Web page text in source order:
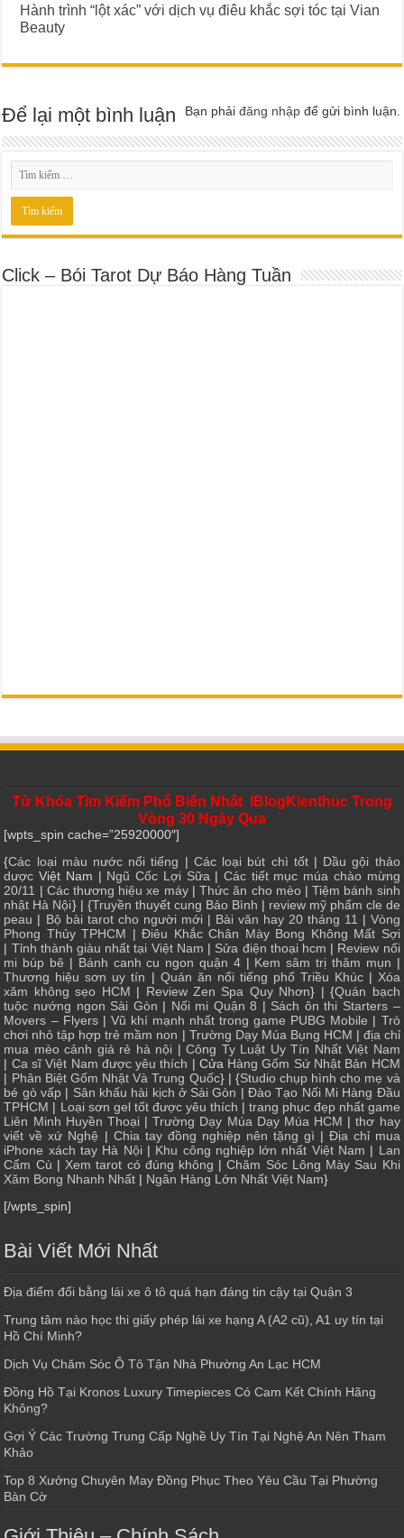
Hành trình “lột xác” với dịch vụ điêu khắc sợi tóc tại Vian
Beauty
Để lại một bình luận Bạn phảiđăng nhập để gửi bình luận.
Click – Bói Tarot Dự Báo Hàng Tuần
Từ Khóa Tìm Kiếm Phổ Biến Nhất IBlogKienthuc Trong
Vòng 30 Ngày Qua
[wpts_spin cache=”25920000″]
{Các loại màu nước nổi tiếng | Các loại bút chì tốt| Dầu gội thảo
dược Việt Nam | Ngũ Cốc Lợi Sữa| Các tiết mục múa chào mừng
20/11 | Các thương hiệu xe máy|Thức ăn cho mèo|Tiệm bánh sinh
nhật Hà Nội} | {Truyền thuyết cung Bảo Bình | review mỹ phẩm cle de
peau | Bộ bài tarot cho người mới| Bài văn hay 20 tháng 11 | Vòng
Phong Thủy TPHCM |Điêu Khắc Chân Mày Bong Không Mất Sợi
| Tỉnh thành giàu nhất tại Việt Nam | Sửa điện thoại hcm | Review nối
mi búp bê | Bánh canh cu ngon quận 4| Kem sâm trị thâm mụn |
Thương hiệu sơn uy tín | Quán ăn nổi tiếng phố Triều Khúc| Xóa
xăm không sẹo HCM | Review Zen Spa Quy Nhơn} | {Quán bạch
tuộc nướng ngon Sài Gòn | Nối mi Quận 8 | Sách ôn thi Starters –
Movers – Flyers| Vũ khí mạnh nhất trong game PUBG Mobile | Trò
chơi nhỏ tập hợp trẻ mầm non | Trường Dạy Múa Bụng HCM | địa chỉ
mua mèo cảnh giá rẻ hà nội |Công Ty Luật Uy Tín Nhất Việt Nam
| Ca sĩ Việt Nam được yêu thích | Cửa Hàng Gốm Sứ Nhật Bản HCM
| Phân Biệt Gốm Nhật Và Trung Quốc} | {Studio chụp hình cho mẹ và
bé gò vấp | Sân khấu hài kịch ở Sài Gòn |Đào Tạo Nối Mi Hàng Đầu
TPHCM | Loại sơn gel tốt được yêu thích | trang phục đẹp nhất game
Liên Minh Huyền Thoại|Trường Dạy Múa Dạy Múa HCM |thơ hay
viết về xứ Nghệ | Chia tay đồng nghiệp nên tặng gì | Địa chỉ mua
iPhone xách tay Hà Nội| Khu công nghiệp lớn nhất Việt Nam | Lan
Cẩm Cù |Xem tarot có đúng không |Chăm Sóc Lông Mày Sau Khi
Xăm Bong Nhanh Nhất | Ngân Hàng Lớn Nhất Việt Nam}
[/wpts_spin]
Bài Viết Mới Nhất
Địa điểm đổi bằng lái xe ô tô quá hạn đáng tin cậy tại Quận 3
Trung tâm nào học thi giấy phép lái xe hạng A (A2 cũ), A1 uy tín tại
Hồ Chí Minh?
Dịch Vụ Chăm Sóc Ô Tô Tận Nhà Phường An Lạc HCM
Đồng Hồ Tại Kronos Luxury Timepieces Có Cam Kết Chính Hãng
Không?
Gợi Ý Các Trường Trung Cấp Nghề Uy Tín Tại Nghệ An Nên Tham
Khảo
Top 8 Xưởng Chuyên May Đồng Phục Theo Yêu Cầu Tại Phường
Bàn Cờ